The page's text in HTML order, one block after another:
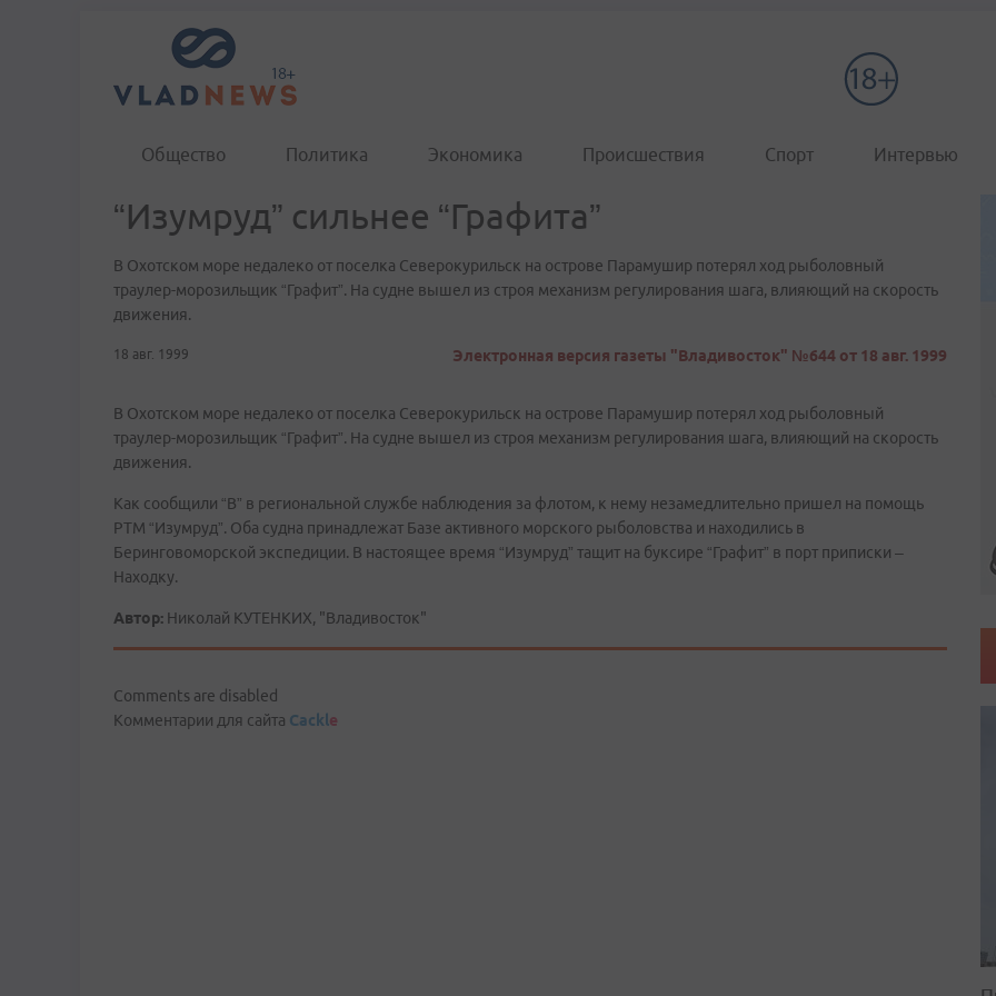
Общество Политика Экономика Происшествия Спорт Интервью
“Изумруд” сильнее “Графита”
В Охотском море недалеко от поселка Северокурильск на острове Парамушир потерял ход рыболовный
траулер-морозильщик “Графит”. На судне вышел из строя механизм регулирования шага, влияющий на скорость
движения.
18 авг. 1999 Электронная версия газеты "Владивосток" №644 от 18 авг. 1999
В Охотском море недалеко от поселка Северокурильск на острове Парамушир потерял ход рыболовный
траулер-морозильщик “Графит”. На судне вышел из строя механизм регулирования шага, влияющий на скорость
движения.
Как сообщили “В” в региональной службе наблюдения за флотом, к нему незамедлительно пришел на помощь
РТМ “Изумруд”. Оба судна принадлежат Базе активного морского рыболовства и находились в
Беринговоморской экспедиции. В настоящее время “Изумруд” тащит на буксире “Графит” в порт приписки –
Находку.
Автор: Николай КУТЕНКИХ, "Владивосток"
Comments are disabled
Комментарии для сайта Cackle